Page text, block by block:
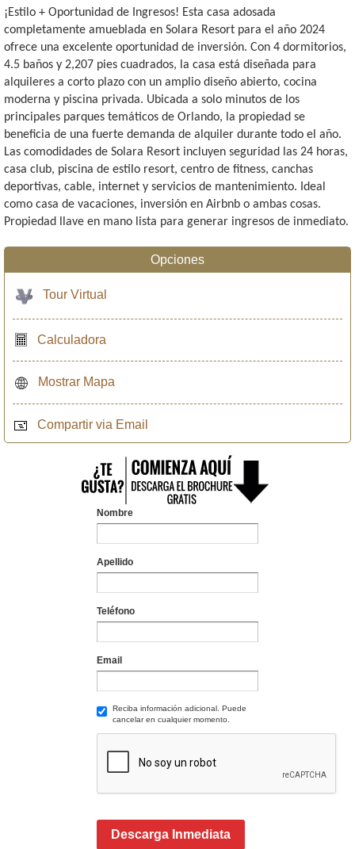
¡Estilo + Oportunidad de Ingresos! Esta casa adosada
completamente amueblada en Solara Resort para el año 2024
ofrece una excelente oportunidad de inversión. Con 4 dormitorios,
4.5 baños y 2,207 pies cuadrados, la casa está diseñada para
alquileres a corto plazo con un amplio diseño abierto, cocina
moderna y piscina privada. Ubicada a solo minutos de los
principales parques temáticos de Orlando, la propiedad se
beneficia de una fuerte demanda de alquiler durante todo el año.
Las comodidades de Solara Resort incluyen seguridad las 24 horas,
casa club, piscina de estilo resort, centro de fitness, canchas
deportivas, cable, internet y servicios de mantenimiento. Ideal
como casa de vacaciones, inversión en Airbnb o ambas cosas.
Propiedad llave en mano lista para generar ingresos de inmediato.
Opciones
Tour Virtual
Calculadora
Mostrar Mapa
Compartir via Email
Nombre
Apellido
Teléfono
Email
Reciba información adicional. Puede
cancelar en cualquier momento.
Descarga Inmediata